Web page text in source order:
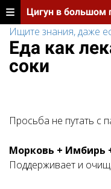
Цигун в большом
Ищите знания, даже
Еда как
соки
Просьба не путать с
Морковь + Имбирь
Поддерживает и